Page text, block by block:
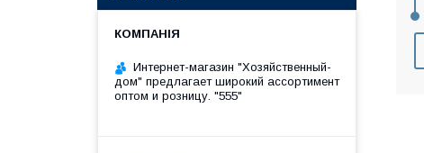
Интернет-магазин "Хозяйственный-
дом" предлагает широкий ассортимент
оптом и розницу. "555"